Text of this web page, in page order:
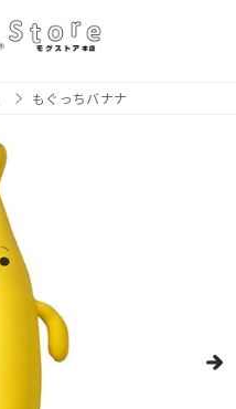
もぐっちバナナ